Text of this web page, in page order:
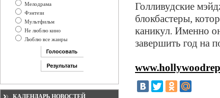
Мелодрама
Фэнтези
Мультфильм
Не люблю кино
Люблю все жанры
КАЛЕНДАРЬ НОВОСТЕЙ
Голливудские
блокбастеры,
каникул. Именно
завершить год на